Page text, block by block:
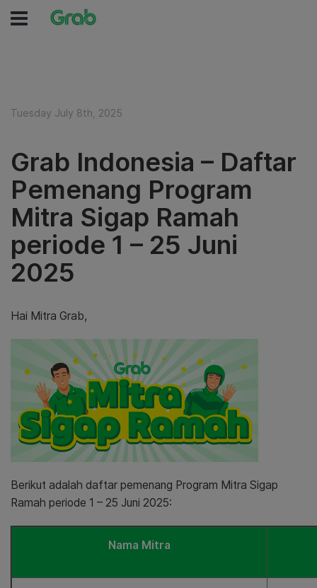
Tuesday July 8th, 2025
Grab Indonesia – Daftar
Pemenang Program
Mitra Sigap Ramah
periode 1 – 25 Juni
2025
Hai Mitra Grab,
Berikut adalah daftar pemenang Program Mitra Sigap
Ramah periode 1 – 25 Juni 2025:
Nama Mitra